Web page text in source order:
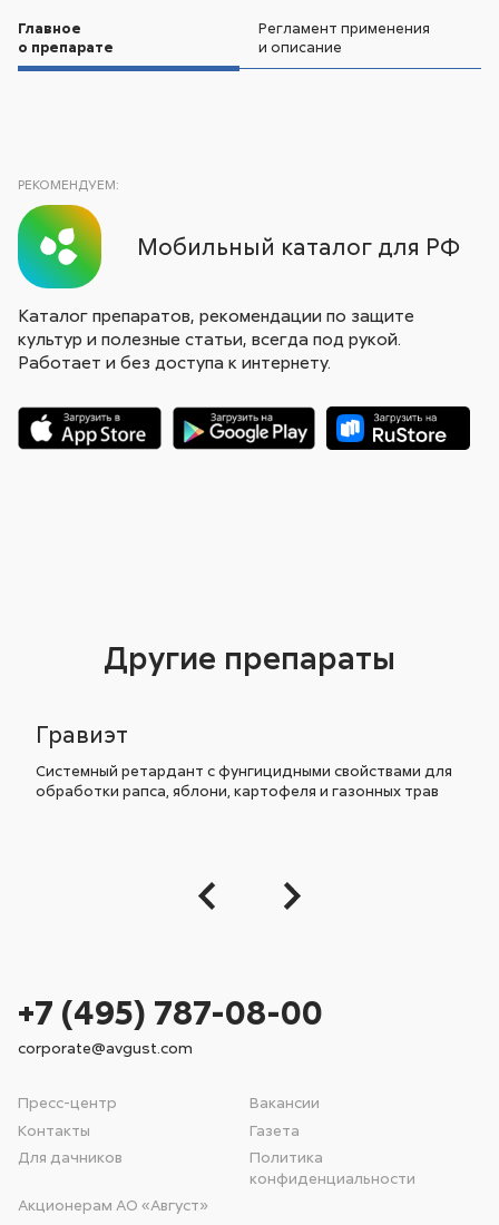
Главное
о препарате
Регламент применения
и описание
РЕКОМЕНДУЕМ:
Мобильный каталог для РФ
Каталог препаратов, рекомендации по защите
культур и полезные статьи, всегда под рукой.
Работает и без доступа к интернету.
Другие препараты
Гравиэт
Системный ретардант с фунгицидными свойствами для
обработки рапса, яблони, картофеля и газонных трав
Пресс-центр
Вакансии
Контакты
Газета
Для дачников
Политика
конфиденциальности
Акционерам АО «Август»
+7 (495) 787-08-00
corporate@avgust.com